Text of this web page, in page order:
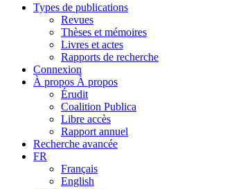
Types de publications
Revues
Thèses et mémoires
Livres et actes
Rapports de recherche
Connexion
À propos À propos
Érudit
Coalition Publica
Libre accès
Rapport annuel
Recherche avancée
FR
Français
English